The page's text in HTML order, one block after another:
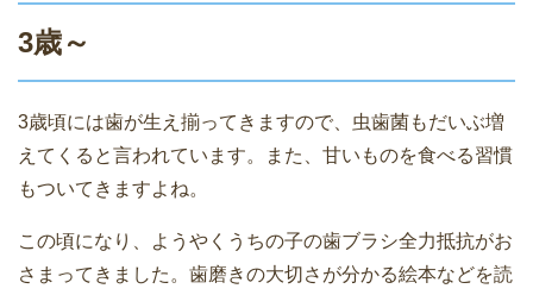
3歳～
3歳頃には歯が生え揃ってきますので、虫歯菌もだいぶ増
えてくると言われています。また、甘いものを食べる習慣
もついてきますよね。
この頃になり、ようやくうちの子の歯ブラシ全力抵抗がお
さまってきました。歯磨きの大切さが分かる絵本などを読